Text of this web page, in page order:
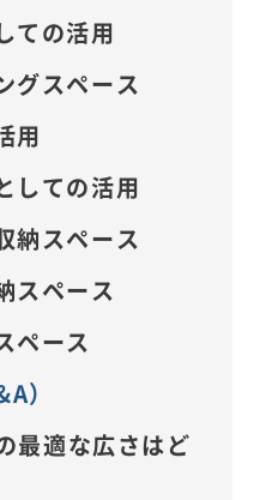
ての活用
グスペース
用
しての活用
納スペース
スペース
ペース
）
最適な広さはど